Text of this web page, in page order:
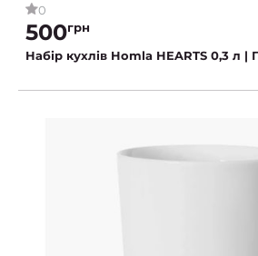
0
500грн
Набір кухлів Homla HEARTS 0,3 л